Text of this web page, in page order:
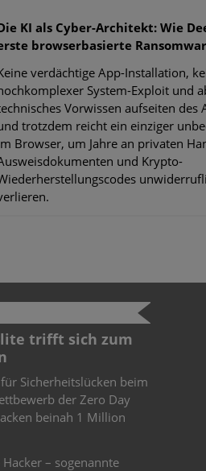
KI als Cyber-Architekt: Wie
browserbasierte
verdächtige App-Installation,
System-Exploit und
Vorwissen aufseiten des
trotzdem reicht ein einziger
Browser, um Jahre an privaten
und Krypto-
trifft sich zum
Sicherheitslücken beim
der Zero Day
beinah 1 Million
Hacker – sogenannte